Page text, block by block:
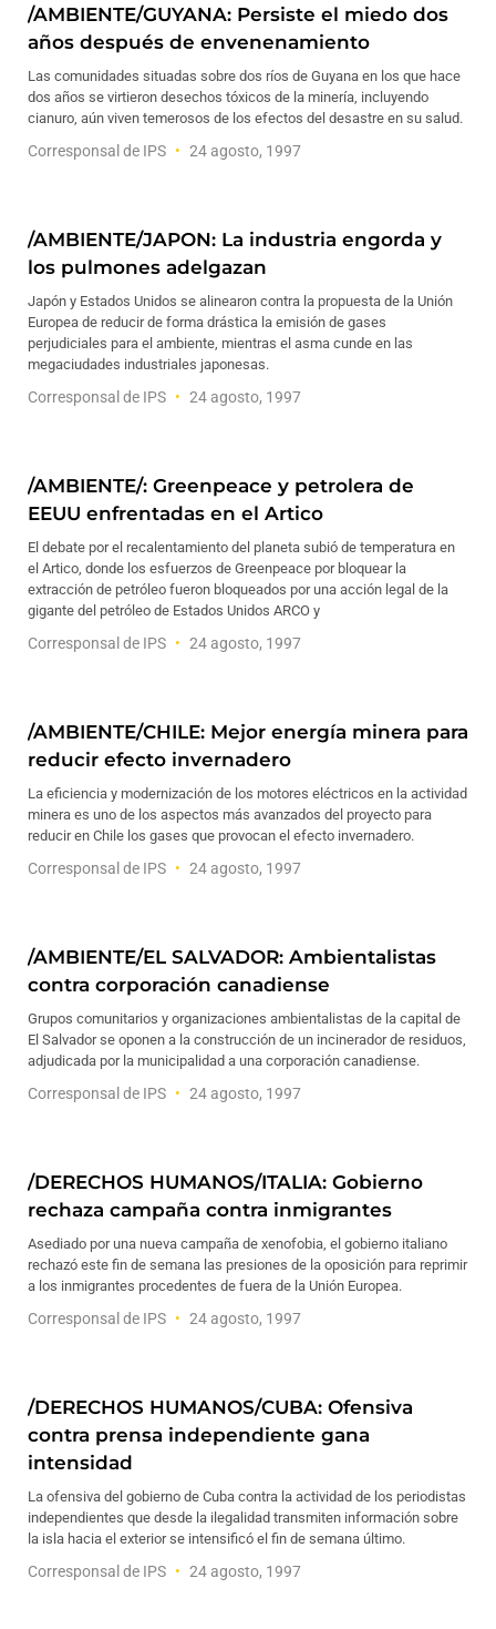
/AMBIENTE/GUYANA: Persiste el miedo dos
años después de envenenamiento
Las comunidades situadas sobre dos ríos de Guyana en los que hace
dos años se virtieron desechos tóxicos de la minería, incluyendo
cianuro, aún viven temerosos de los efectos del desastre en su salud.
Corresponsal de IPS 24 agosto, 1997
/AMBIENTE/JAPON: La industria engorda y
los pulmones adelgazan
Japón y Estados Unidos se alinearon contra la propuesta de la Unión
Europea de reducir de forma drástica la emisión de gases
perjudiciales para el ambiente, mientras el asma cunde en las
megaciudades industriales japonesas.
Corresponsal de IPS 24 agosto, 1997
/AMBIENTE/: Greenpeace y petrolera de
EEUU enfrentadas en el Artico
El debate por el recalentamiento del planeta subió de temperatura en
el Artico, donde los esfuerzos de Greenpeace por bloquear la
extracción de petróleo fueron bloqueados por una acción legal de la
gigante del petróleo de Estados Unidos ARCO y
Corresponsal de IPS 24 agosto, 1997
/AMBIENTE/CHILE: Mejor energía minera para
reducir efecto invernadero
La eficiencia y modernización de los motores eléctricos en la actividad
minera es uno de los aspectos más avanzados del proyecto para
reducir en Chile los gases que provocan el efecto invernadero.
Corresponsal de IPS 24 agosto, 1997
/AMBIENTE/EL SALVADOR: Ambientalistas
contra corporación canadiense
Grupos comunitarios y organizaciones ambientalistas de la capital de
El Salvador se oponen a la construcción de un incinerador de residuos,
adjudicada por la municipalidad a una corporación canadiense.
Corresponsal de IPS 24 agosto, 1997
/DERECHOS HUMANOS/ITALIA: Gobierno
rechaza campaña contra inmigrantes
Asediado por una nueva campaña de xenofobia, el gobierno italiano
rechazó este fin de semana las presiones de la oposición para reprimir
a los inmigrantes procedentes de fuera de la Unión Europea.
Corresponsal de IPS 24 agosto, 1997
/DERECHOS HUMANOS/CUBA: Ofensiva
contra prensa independiente gana
intensidad
La ofensiva del gobierno de Cuba contra la actividad de los periodistas
independientes que desde la ilegalidad transmiten información sobre
la isla hacia el exterior se intensificó el fin de semana último.
Corresponsal de IPS 24 agosto, 1997